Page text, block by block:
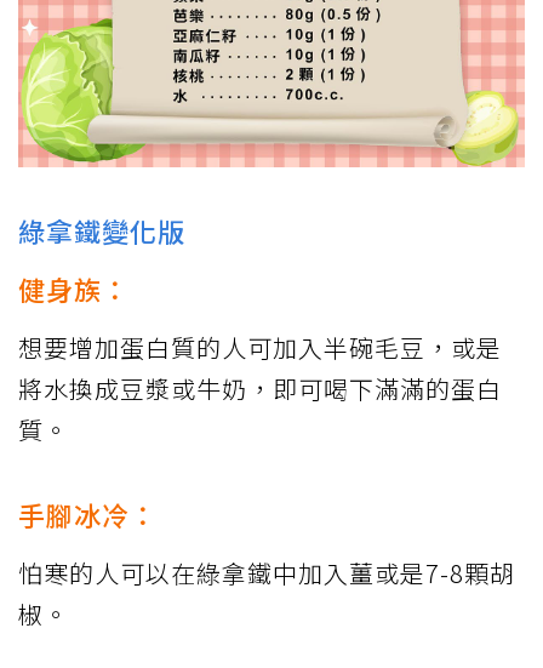
綠拿鐵變化版
健身族：
想要增加蛋白質的人可加入半碗毛豆，或是
將水換成豆漿或牛奶，即可喝下滿滿的蛋白
質。
手腳冰冷：
怕寒的人可以在綠拿鐵中加入薑或是7-8顆胡
椒。